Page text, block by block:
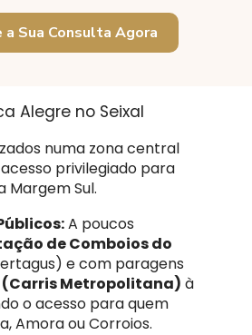
a Sua Consulta Agora
Alegre no Seixal
numa zona central
privilegiado para
Margem Sul.
A poucos
de Comboios do
e com paragens
Metropolitana) à
o acesso para quem
Amora ou Corroios.